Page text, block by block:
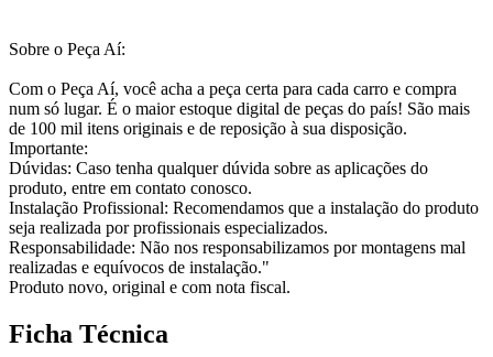
Sobre o Peça Aí:
Com o Peça Aí, você acha a peça certa para cada carro e compra
num só lugar. É o maior estoque digital de peças do país! São mais
de 100 mil itens originais e de reposição à sua disposição.
Importante:
Dúvidas: Caso tenha qualquer dúvida sobre as aplicações do
produto, entre em contato conosco.
Instalação Profissional: Recomendamos que a instalação do produto
seja realizada por profissionais especializados.
Responsabilidade: Não nos responsabilizamos por montagens mal
realizadas e equívocos de instalação."
Produto novo, original e com nota fiscal.
Ficha Técnica